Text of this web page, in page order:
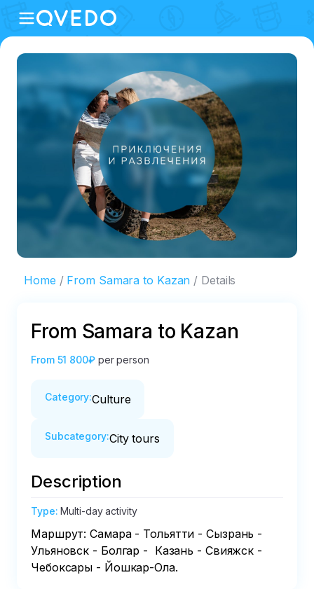
Home From Samara to Kazan Details
From Samara to Kazan
From 51 800₽ per person
Category:Culture
Subcategory:City tours
Description
Type:Multi-day activity
Маршрут: Самара - Тольятти - Сызрань -
Ульяновск - Болгар -  Казань - Свияжск -
Чебоксары - Йошкар-Ола.